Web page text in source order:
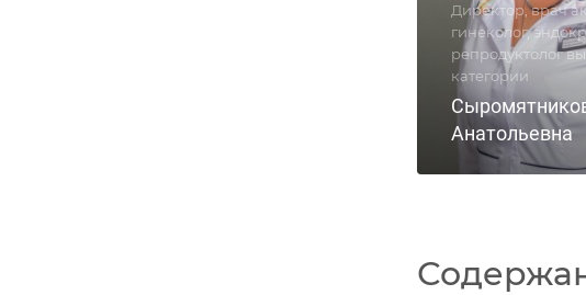
Директор, врач
гинеколог,
репродуктолог
категории
Анатольевна